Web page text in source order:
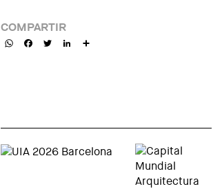
COMPARTIR
WhatsAppFacebookTwitterLinkedIn